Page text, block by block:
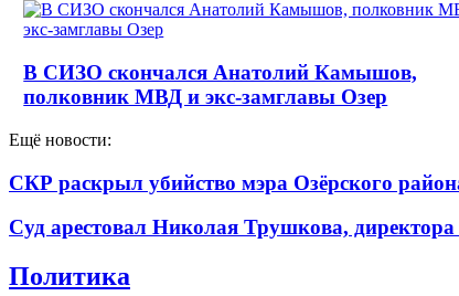
В СИЗО скончался Анатолий Камышов,
полковник МВД и экс-замглавы Озер
Ещё новости:
СКР раскрыл убийство мэра Озёрского
Суд арестовал Николая Трушкова,
Политика